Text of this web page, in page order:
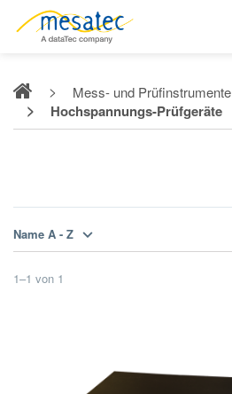
Mess- und Prüfinstrumente
Hochspannungs-Prüfgeräte
Name A - Z
1–1 von 1